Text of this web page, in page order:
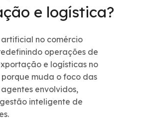
e logística?
no comércio
operações de
e logísticas no
muda o foco das
envolvidos,
inteligente de